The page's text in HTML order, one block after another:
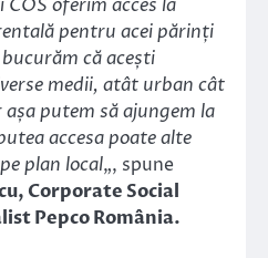
oferim acces la
pentru acei părinți
că acești
medii, atât urban cât
putem să ajungem la
accesa poate alte
plan local„, spune
Corporate Social
Pepco România.